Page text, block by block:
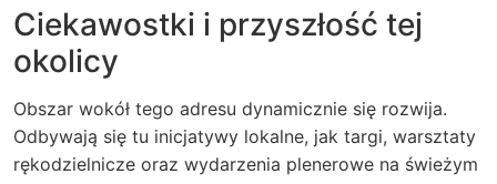
Ciekawostki i przyszłość tej
okolicy
Obszar wokół tego adresu dynamicznie się rozwija.
Odbywają się tu inicjatywy lokalne, jak targi, warsztaty
rękodzielnicze oraz wydarzenia plenerowe na świeżym